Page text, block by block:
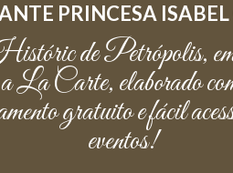
PRINCESA
de Petrópolis, em
Carte, elaborado com
gratuito e fácil
eventos!